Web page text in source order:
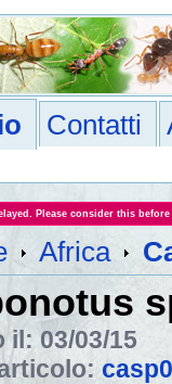
Contatti
Please consider this
Africa
il: 03/03/15